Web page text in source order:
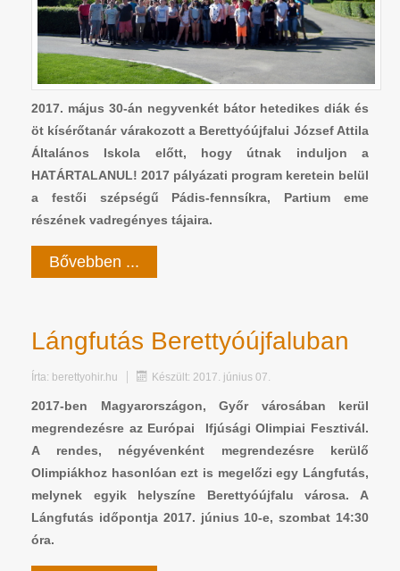
2017. május 30-án negyvenkét bátor hetedikes diák és
öt kísérőtanár várakozott a Berettyóújfalui József Attila
Általános Iskola előtt, hogy útnak induljon a
HATÁRTALANUL! 2017 pályázati program keretein belül
a festői szépségű Pádis-fennsíkra, Partium eme
részének vadregényes tájaira.
Bővebben ...
Lángfutás Berettyóújfaluban
Írta: berettyohir.hu Készült: 2017. június 07.
2017-ben Magyarországon, Győr városában kerül
megrendezésre az Európai Ifjúsági Olimpiai Fesztivál.
A rendes, négyévenként megrendezésre kerülő
Olimpiákhoz hasonlóan ezt is megelőzi egy Lángfutás,
melynek egyik helyszíne Berettyóújfalu városa. A
Lángfutás időpontja 2017. június 10-e, szombat 14:30
óra.